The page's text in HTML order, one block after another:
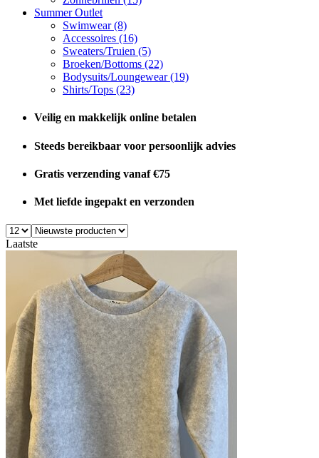
Summer Outlet
Swimwear(8)
Accessoires (16)
Sweaters/Truien (5)
Broeken/Bottoms (22)
Bodysuits/Loungewear(19)
Shirts/Tops (23)
Veilig en makkelijk online betalen
Steeds bereikbaar voor persoonlijk advies
Gratis verzending vanaf €75
Met liefde ingepakt en verzonden
Laatste